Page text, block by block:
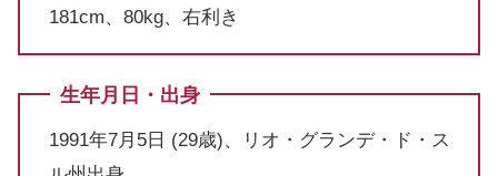
181cm、80kg、右利き
生年月日・出身
1991年7月5日 (29歳)、リオ・グランデ・ド・ス